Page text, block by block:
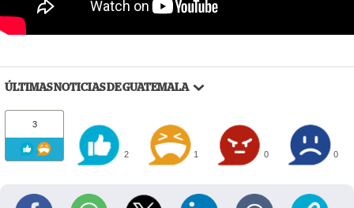
ÚLTIMAS NOTICIAS DE GUATEMALA
3
2 1 0 0